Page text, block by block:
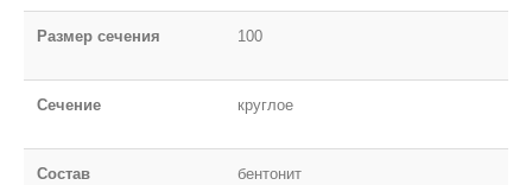
Размер сечения 100
Сечение круглое
Состав бентонит